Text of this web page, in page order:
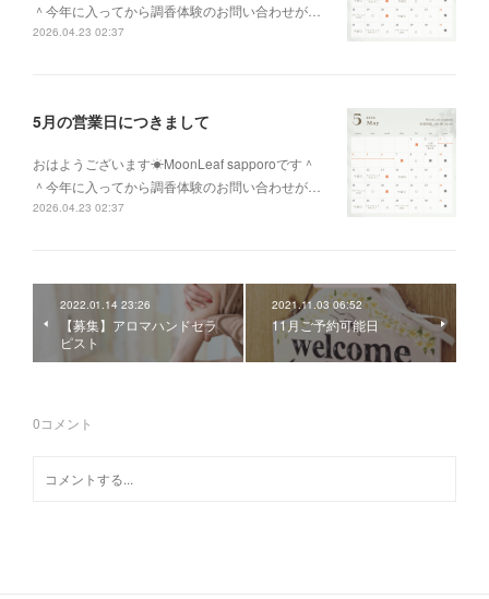
＾今年に入ってから調香体験のお問い合わせが…
2026.04.23 02:37
5月の営業日につきまして
おはようございます☀MoonLeaf sapporoです＾
＾今年に入ってから調香体験のお問い合わせが…
2026.04.23 02:37
2022.01.14 23:26
【募集】アロマハンドセラ
ピスト
2021.11.03 06:52
11月ご予約可能日
0コメント